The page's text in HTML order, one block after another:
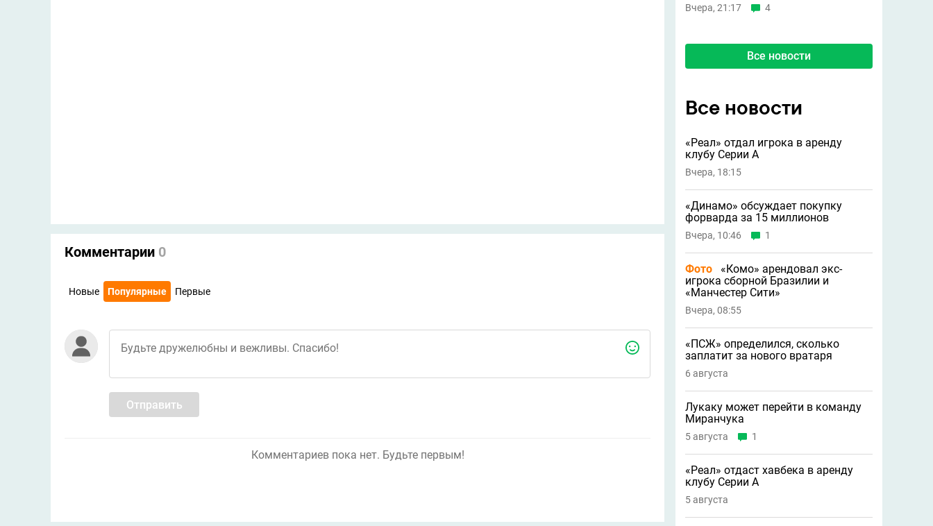
Комментарии 0
Новые Популярные Первые
Отправить
Комментариев пока нет. Будьте первым!
Вчера, 21:17 4
Все новости
Все новости
«Реал» отдал игрока в аренду
клубу Серии А
Вчера, 18:15
«Динамо» обсуждает покупку
форварда за 15 миллионов
Вчера, 10:46 1
Фото
«Комо» арендовал экс-
игрока сборной Бразилии и
«Манчестер Сити»
Вчера, 08:55
«ПСЖ» определился, сколько
заплатит за нового вратаря
6 августа
Лукаку может перейти в команду
Миранчука
5 августа 1
«Реал» отдаст хавбека в аренду
клубу Серии A
5 августа